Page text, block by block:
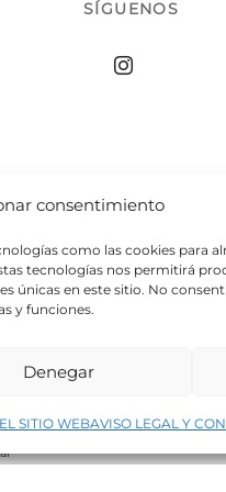
consentimiento
como las cookies para
tecnologías nos permitirá
únicas en este sitio. No
y funciones.
Denegar
SITIO WEBAVISO LEGAL Y
SÍGUENOS
del sitio web